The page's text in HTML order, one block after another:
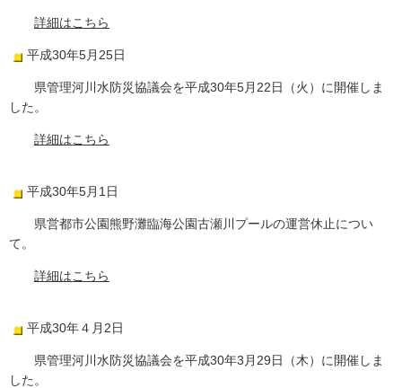
詳細はこちら
平成30年5月25日
県管理河川水防災協議会を平成30年5月22日（火）に開催しま
した。
詳細はこちら
平成30年5月1日
県営都市公園熊野灘臨海公園古瀬川プールの運営休止につい
て。
詳細はこちら
平成30年４月2日
県管理河川水防災協議会を平成30年3月29日（木）に開催しま
した。